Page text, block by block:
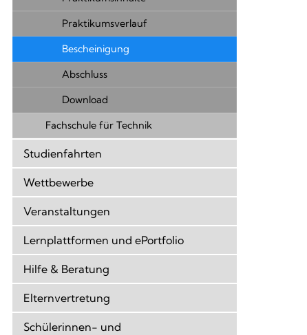
Praktikumsverlauf
Bescheinigung
Abschluss
Download
Fachschule für Technik
Studienfahrten
Wettbewerbe
Veranstaltungen
Lernplattformen und ePortfolio
Hilfe & Beratung
Elternvertretung
Schülerinnen- und